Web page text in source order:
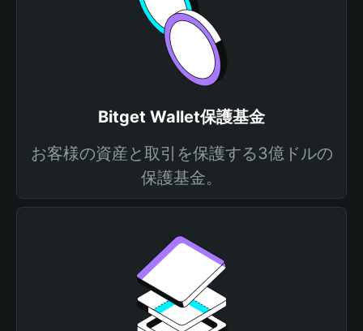
Bitget Wallet保護基金
お客様の資産と取引を保護する3億ドルの
保護基金。